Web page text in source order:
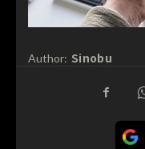
Author: Sinobu